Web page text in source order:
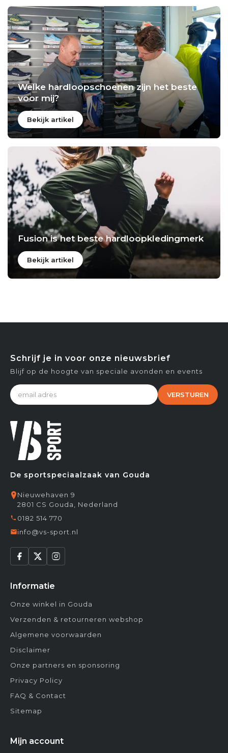
Welke hardloopschoenen zijn het beste
voor mij?
Bekijk artikel
Fusion is het beste hardloopkledingmerk
Bekijk artikel
De sportspeciaalzaak van Gouda
Nieuwehaven 9
2801 CS Gouda, Nederland
0182 514 770
info@vs-sport.nl
Informatie
Onze winkel in Gouda
Verzenden & retourneren webshop
Algemene voorwaarden
Disclaimer
Onze partners en sponsoring
Privacy Policy
FAQ & Contact
Sitemap
Mijn account
Schrijf je in voor onze nieuwsbrief
Blijf op de hoogte van speciale avonden en events
VERSTUREN